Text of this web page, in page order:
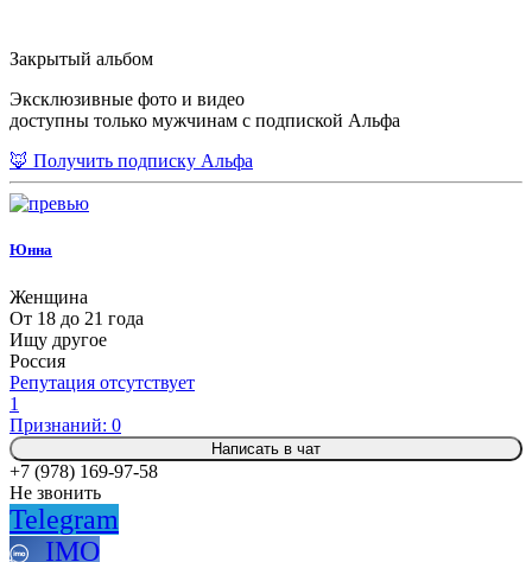
Закрытый альбом
Эксклюзивные фото и видео
доступны только мужчинам с подпиской Альфа
🦊 Получить подписку Альфа
Юнна
Женщина
От 18 до 21 года
Ищу другое
Россия
Репутация отсутствует
1
Признаний: 0
Написать в чат
+7 (978) 169-97-58
Не звонить
Telegram
IMO